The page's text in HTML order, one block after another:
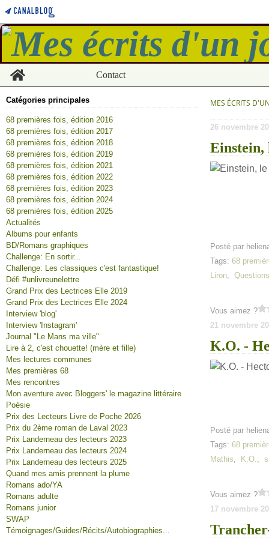
Home
Contact
Catégories principales
68 premières fois, édition 2016
68 premières fois, édition 2017
68 premières fois, édition 2018
68 premières fois, édition 2019
68 premières fois, édition 2021
68 premières fois, édition 2022
68 premières fois, édition 2023
68 premières fois, édition 2024
68 premières fois, édition 2025
Actualités
Albums pour enfants
BD/Romans graphiques
Challenge: En sortir...
Challenge: Les classiques c'est fantastique!
Défi #unlivreunelettre
Grand Prix des Lectrices Elle 2019
Grand Prix des Lectrices Elle 2024
Interview 'blog'
Interview 'Instagram'
Journal "Le Mans ma ville"
Lire à 2, c'est chouette! (mère et fille)
Mes lectures communes
Mes premières 68
Mes rencontres
Mon aventure avec Bloggers' le magazine littéraire
Poésie
Prix des Lecteurs Livre de Poche 2026
Prix du 2ème roman de Laval 2023
Prix Landerneau des lecteurs 2023
Prix Landerneau des lecteurs 2024
Prix Landerneau des lecteurs 2025
Quand mes amis prennent la plume
Romans ado/YA
Romans adulte
Romans junior
SWAP
Témoignages/Guides/Récits/Autobiographies...
MES ÉCRITS
26 novembre
Einstein,
Posté par
Tags: 68
Liron,
Vous aimez ?
21 novembre
K.O. -
Posté par
Tags: 68
Mathis, K.O.,
Vous aimez ?
17 novembre